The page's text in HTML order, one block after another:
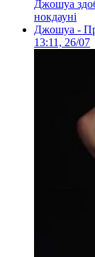
Джошуа
нокдауні
Джошуа -
13:11, 26/07